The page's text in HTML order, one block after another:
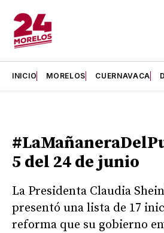
INICIO MORELOS CUERNAVACA
5 del 24 de junio
La Presidenta Claudia
presentó una lista de 17
reforma que su gobierno